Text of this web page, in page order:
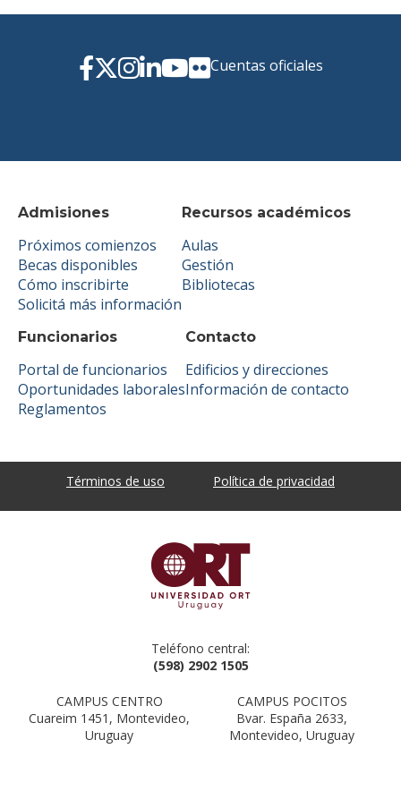
Admisiones
Próximos comienzos
Becas disponibles
Cómo inscribirte
Solicitá más información
Recursos académicos
Aulas
Gestión
Bibliotecas
Funcionarios
Portal de funcionarios
Oportunidades laborales
Reglamentos
Contacto
Edificios y direcciones
Información de contacto
Cuentas oficiales
Términos de uso Política de privacidad
Teléfono central:
(598) 2902 1505
CAMPUS CENTRO
Cuareim 1451, Montevideo,
Uruguay
CAMPUS POCITOS
Bvar. España 2633,
Montevideo, Uruguay